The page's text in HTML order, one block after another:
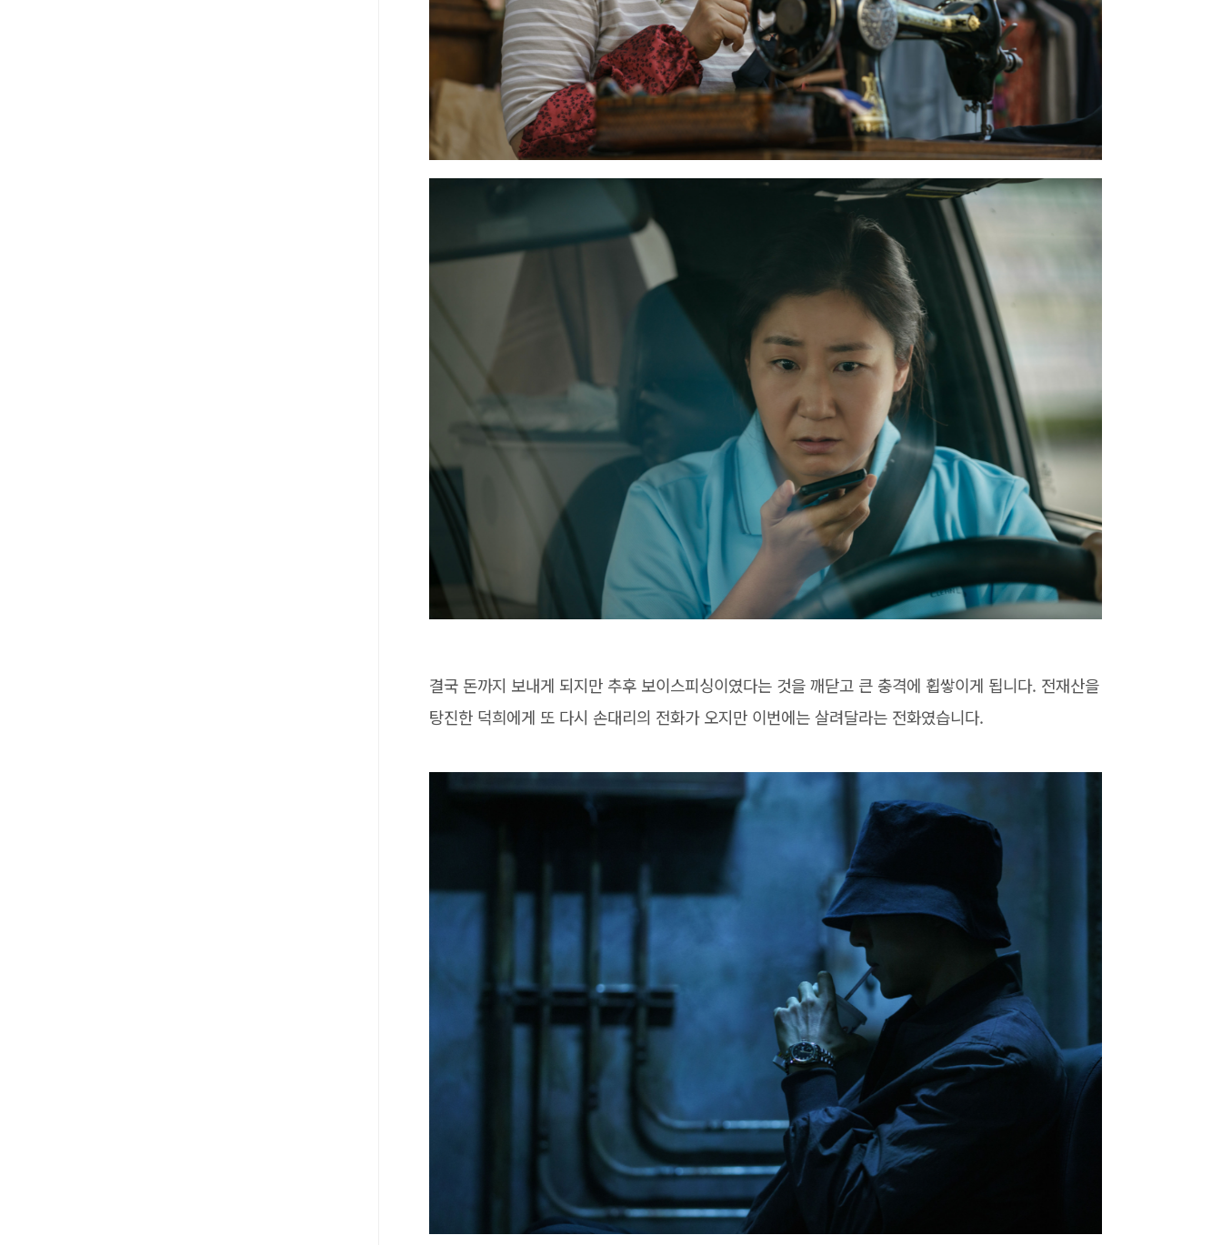
결국 돈까지 보내게 되지만 추후 보이스피싱이였다는 것을 깨닫고 큰 충격에 휩쌓이게 됩니다. 전재산을
탕진한 덕희에게 또 다시 손대리의 전화가 오지만 이번에는 살려달라는 전화였습니다.